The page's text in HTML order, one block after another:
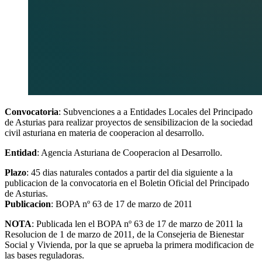
Convocatoria: Subvenciones a a Entidades Locales del Principado
de Asturias para realizar proyectos de sensibilizacion de la sociedad
civil asturiana en materia de cooperacion al desarrollo.
Entidad: Agencia Asturiana de Cooperacion al Desarrollo.
Plazo: 45 dias naturales contados a partir del dia siguiente a la
publicacion de la convocatoria en el Boletin Oficial del Principado
de Asturias.
Publicacion: BOPA nº 63 de 17 de marzo de 2011
NOTA: Publicada len el BOPA nº 63 de 17 de marzo de 2011 la
Resolucion de 1 de marzo de 2011, de la Consejeria de Bienestar
Social y Vivienda, por la que se aprueba la primera modificacion de
las bases reguladoras.